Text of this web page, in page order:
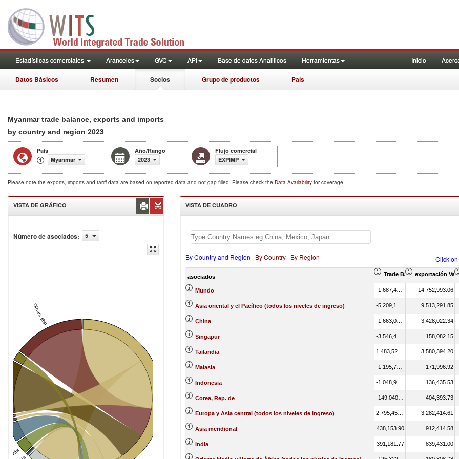
Estadísticas comerciales Aranceles GVC API Base de datos Analiticos Herramientas Inicio
Datos Básicos Resumen Socios Grupo de productos País
Myanmar trade balance, exports and imports
by country and region 2023
País
Myanmar
Año/Rango
2023
Flujo comercial
EXPIMP
Please note the exports, imports and tariff data are based on reported data and not gap filled. Please check the Data Availability for coverage.
VISTA DE GRÁFICO
Número de asociados: 5
India
Others (86)
VISTA DE CUADRO
By Country and Region | By Country | By Region Click
asociados Trade Balance (en miles de
exportación
Mundo 14,752,993.06
Asia oriental y el Pacífico (todos los niveles de ingreso) 9,513,291.85
China 3,428,022.34
Singapur 158,082.15
Tailandia 3,580,394.20
Malasia 171,996.92
Indonesia 136,435.53
Corea, Rep. de 404,393.73
Europa y Asia central (todos los niveles de ingreso) 3,282,414.61
Asia meridional 438,153.90 912,414.58
India 391,181.77 839,431.00